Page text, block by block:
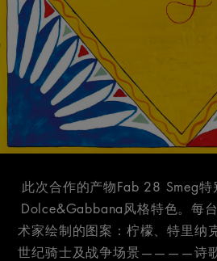
此次合作的产物Fab 28 Smeg
Dolce&Gabbana风格特色。每
术家绘制的图案：柠檬、特里纳
世纪骑士及战争场景————诗